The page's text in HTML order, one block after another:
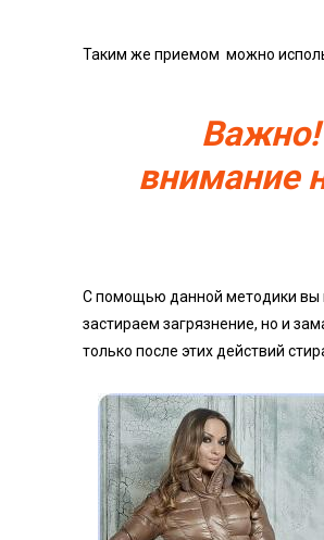
Таким же приемом можно
Важно!
внимание
С помощью данной методики вы
застираем загрязнение, но и
только после этих действий